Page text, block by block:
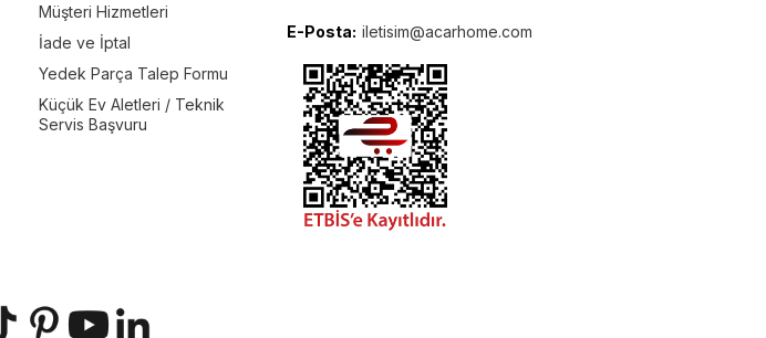
Müşteri Hizmetleri
İade ve İptal
Yedek Parça Talep Formu
Küçük Ev Aletleri / Teknik
Servis Başvuru
E-Posta: iletisim@acarhome.com